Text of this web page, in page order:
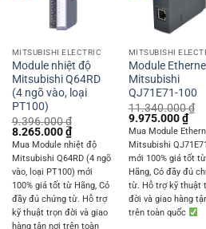
MITSUBISHI ELECTRIC
Module nhiệt độ
Mitsubishi Q64RD
(4 ngõ vào, loại
PT100)
9.396.000₫
Original
price
was:
9.396.000 ₫.
8.265.000₫Current
price
is:
8.265.000 ₫.
Mua Module nhiệt độ
Mitsubishi Q64RD (4 ngõ
vào, loại PT100) mới
100% giá tốt từ Hãng, Có
đầy đủ chứng từ. Hỗ trợ
kỹ thuật trọn đời và giao
hàng tận nơi trên toàn
MITSUBISHI
Module
Mitsubishi
QJ71E71-100
11.340.000₫
Original
price
was:
11.340.000 ₫.
9.975.000₫
is:
Mua Module
Mitsubishi
mới 100% giá tốt từ
Hãng, Có đầy đủ
từ. Hỗ trợ kỹ thuật
đời và giao hàng
trên toàn quốc